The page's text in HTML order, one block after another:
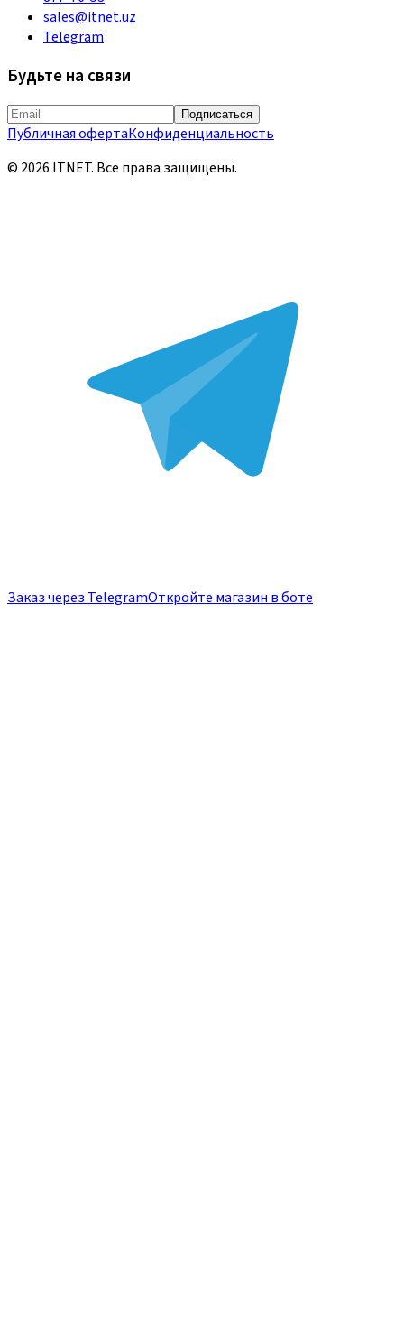
sales@itnet.uz
Telegram
Будьте на связи
Подписаться
Публичная офертаКонфиденциальность
© 2026 ITNET. Все права защищены.
Заказ через TelegramОткройте магазин в боте